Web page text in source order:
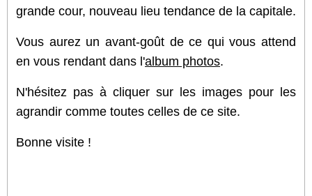
grande cour, nouveau lieu tendance de la capitale.
Vous aurez un avant-goût de ce qui vous attend
en vous rendant dans l'album photos.
N'hésitez pas à cliquer sur les images pour les
agrandir comme toutes celles de ce site.
Bonne visite !